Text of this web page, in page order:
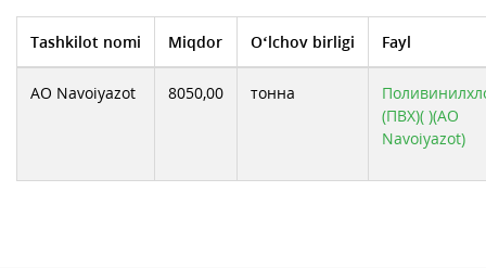
Tashkilot nomi Miqdor O‘lchov birligi Fayl
АО Navoiyazot 8050,00 тонна
(ПВХ)( )(АО
Navoiyazot)